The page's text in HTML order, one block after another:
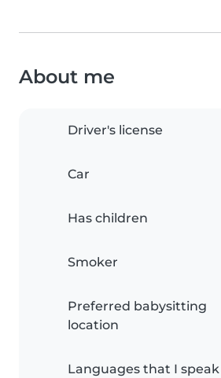
About me
Driver's license
Car
Has children
Smoker
Preferred babysitting
location
Languages that I speak